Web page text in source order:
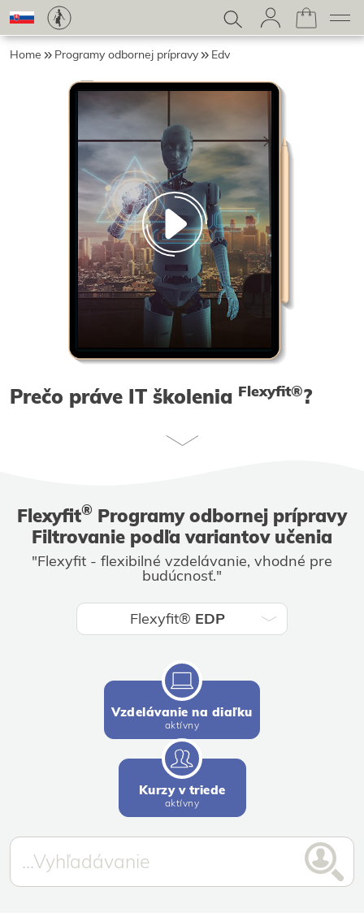
Home Programy odbornej prípravy Edv
Prečo práve IT školenia Flexyfit®?
Flexyfit® Programy odbornej prípravy
Filtrovanie podľa variantov učenia
"Flexyfit - flexibilné vzdelávanie, vhodné pre
budúcnosť."
Flexyfit® EDP
Vzdelávanie na diaľku
aktívny
Kurzy v triede
aktívny